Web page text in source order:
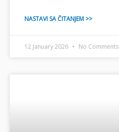
NASTAVI SA ČITANJEM >>
12 January 2026 No Comments